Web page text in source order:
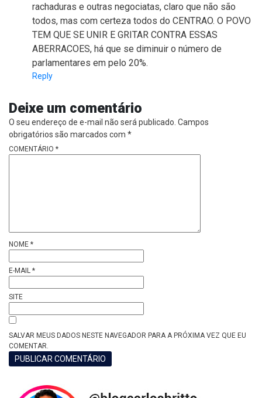
rachaduras e outras negociatas, claro que não são
todos, mas com certeza todos do CENTRAO. O POVO
TEM QUE SE UNIR E GRITAR CONTRA ESSAS
ABERRACOES, há que se diminuir o número de
parlamentares em pelo 20%.
Reply
Deixe um comentário
O seu endereço de e-mail não será publicado. Campos
obrigatórios são marcados com *
COMENTÁRIO *
NOME *
E-MAIL *
SITE
SALVAR MEUS DADOS NESTE NAVEGADOR PARA A PRÓXIMA VEZ QUE EU
COMENTAR.